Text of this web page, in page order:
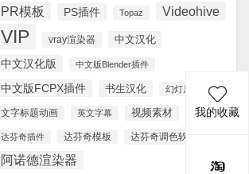
PR模板 PS插件 Topaz Videohive
VIP vray渲染器 中文汉化
中文汉化版 中文版Blender插件
中文版FCPX插件 书生汉化 幻灯片模板
文字标题动画 英文字幕 视频素材
达芬奇插件 达芬奇模板 达芬奇调色软件
阿诺德渲染器
我的收藏